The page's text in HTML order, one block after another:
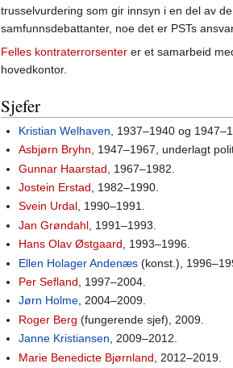
trusselvurdering som gir innsyn i en del av
samfunnsdebattanter, noe det er PSTs
Felles kontraterrorsenter er et samarbeid
hovedkontor.
Sjefer
Kristian Welhaven , 1937–1940 og
Asbjørn Bryhn, 1947–1967, underlagt
Gunnar Haarstad , 1967–1982.
Jostein Erstad , 1982–1990.
Svein Urdal, 1990–1991.
Jan Grøndahl , 1991–1993.
Hans Olav Østgaard, 1993–1996.
Ellen Holager Andenæs (konst.),
Per Sefland , 1997–2004.
Jørn Holme, 2004–2009.
Roger Berg (fungerende sjef), 2009.
Janne Kristiansen , 2009–2012.
Marie Benedicte Bjørnland , 2012–2019.